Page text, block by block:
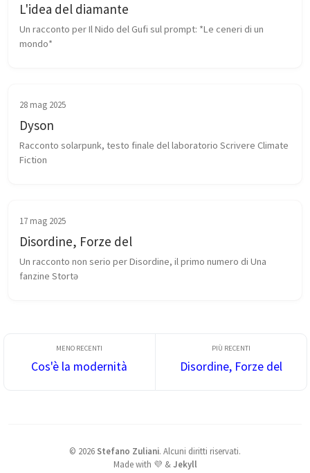
L'idea del diamante
Un racconto per Il Nido del Gufi sul prompt: *Le ceneri di un
mondo*
28 mag 2025
Dyson
Racconto solarpunk, testo finale del laboratorio Scrivere Climate
Fiction
17 mag 2025
Disordine, Forze del
Un racconto non serio per Disordine, il primo numero di Una
fanzine Stortә
Cos'è la modernità Disordine, Forze del
© 2026 Stefano Zuliani. Alcuni diritti riservati.
Made with 💜 & Jekyll